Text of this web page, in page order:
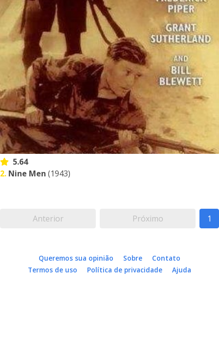
5.64
2. Nine Men (1943)
Anterior Próximo 1
Queremos sua opinião Sobre
Contato
Termos de uso
Política de privacidade Ajuda